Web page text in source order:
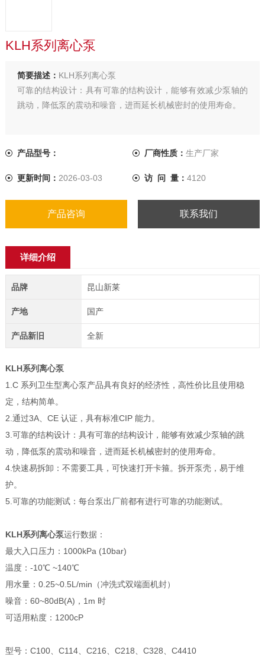
KLH系列离心泵
简要描述： KLH系列离心泵
可靠的结构设计：具有可靠的结构设计，能够有效减少泵轴的
跳动，降低泵的震动和噪音，进而延长机械密封的使用寿命。
产品型号： 厂商性质： 生产厂家
更新时间： 2026-03-03 访 问 量： 4120
产品咨询 联系我们
详细介绍
品牌 昆山新莱
产地 国产
产品新旧 全新
KLH系列离心泵
1.C 系列卫生型离心泵产品具有良好的经济性，高性价比且使用稳
定，结构简单。
2.通过3A、CE 认证，具有标准CIP 能力。
3.可靠的结构设计：具有可靠的结构设计，能够有效减少泵轴的跳
动，降低泵的震动和噪音，进而延长机械密封的使用寿命。
4.快速易拆卸：不需要工具，可快速打开卡箍。拆开泵壳，易于维
护。
5.可靠的功能测试：每台泵出厂前都有进行可靠的功能测试。
KLH系列离心泵运行数据：
最大入口压力：1000kPa (10bar)
温度：-10℃ ~140℃
用水量：0.25~0.5L/min（冲洗式双端面机封）
噪音：60~80dB(A)，1m 时
可适用粘度：1200cP
型号：C100、C114、C216、C218、C328、C4410